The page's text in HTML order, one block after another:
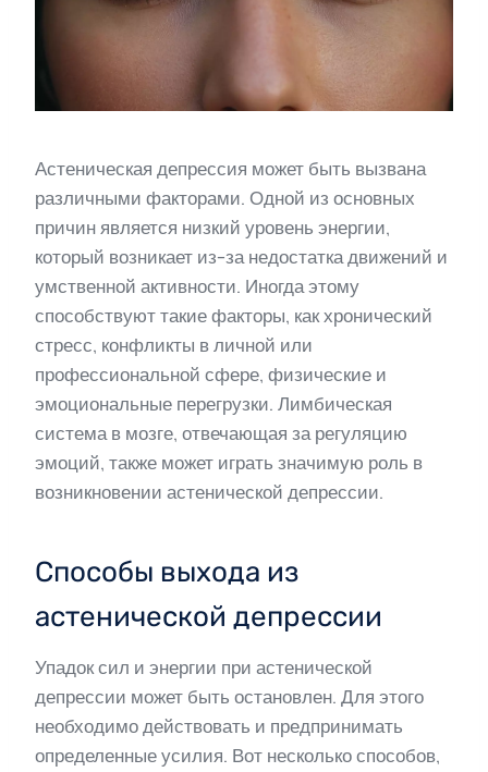
Астеническая депрессия может быть вызвана
различными факторами. Одной из основных
причин является низкий уровень энергии,
который возникает из-за недостатка движений и
умственной активности. Иногда этому
способствуют такие факторы, как хронический
стресс, конфликты в личной или
профессиональной сфере, физические и
эмоциональные перегрузки. Лимбическая
система в мозге, отвечающая за регуляцию
эмоций, также может играть значимую роль в
возникновении астенической депрессии.
Способы выхода из
астенической депрессии
Упадок сил и энергии при астенической
депрессии может быть остановлен. Для этого
необходимо действовать и предпринимать
определенные усилия. Вот несколько способов,